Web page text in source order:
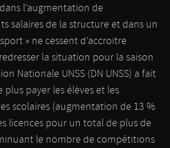
l’augmentation de
salaires de la structure et dans un
» ne cessent d’accroitre
la situation pour la saison
Nationale UNSS (DN UNSS) a fait
plus payer les élèves et les
scolaires (augmentation de 13 %
licences pour un total de plus de
le nombre de compétitions